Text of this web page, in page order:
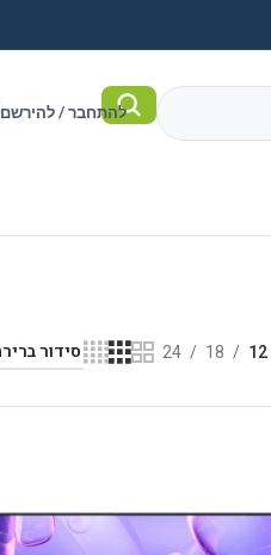
להתחבר / להירשם
12
18
24